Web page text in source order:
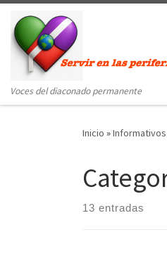
Saltar al contenido
Voces del diaconado permanente
Inicio »
13 entradas